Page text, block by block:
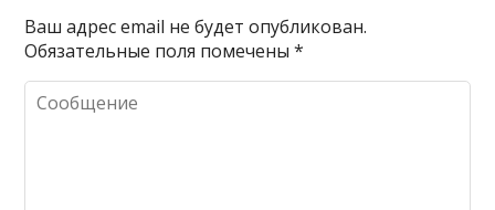
Ваш адрес email не будет опубликован.
Обязательные поля помечены*